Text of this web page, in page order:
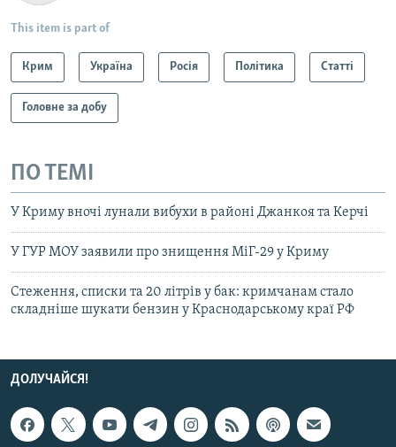
This item is part of
Крим Україна Росія Політика Статті
Головне за добу
ПО ТЕМІ
У Криму вночі лунали вибухи в районі Джанкоя та Керчі
У ГУР МОУ заявили про знищення МіГ-29 у Криму
Стеження, списки та 20 літрів у бак: кримчанам стало
складніше шукати бензин у Краснодарському краї РФ
ДОЛУЧАЙСЯ!